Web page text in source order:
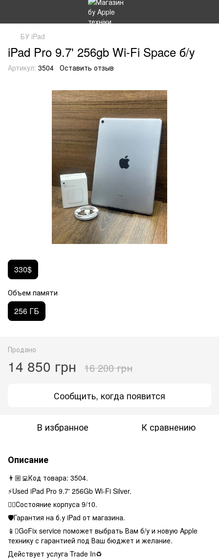
БУ iPad
iPad Pro 9.7' 256gb Wi-Fi Space б/у
Артикул: 3504 Оставить отзыв
330$
Объем памяти
256 ГБ
Продано
14 850 грн 16 200 грн
Сообщить, когда появится
В избранное К сравнению
Описание
👨🏼‍💻Код товара: 3504.
⚡️Used iPad Pro 9.7' 256Gb Wi-Fi Silver.
👌🏻Состояние корпуса 9/10.
🛡Гарантия на б.у iPad от магазина.
📱GoFix service поможет выбрать Вам б/у и новую Apple
технику с гарантией под Ваш бюджет и желание.
Действует услуга Trade In♻️